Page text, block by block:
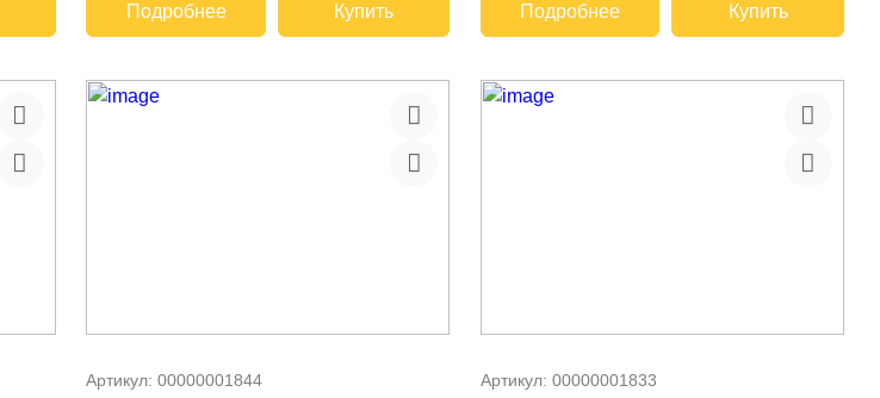
Подробнее Купить Подробнее Купить
Артикул:00000001844 Артикул: 00000001833